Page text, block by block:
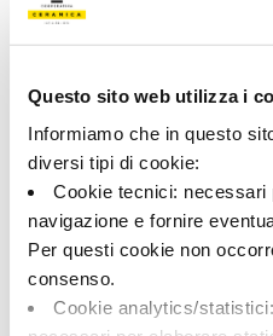
Questo sito web utilizza i
Informiamo che in questo
diversi tipi di cookie:
Cookie tecnici: necessari
navigazione e fornire
Per questi cookie non
consenso.
Cookie analytics/
Typologie:
60.0x60.0
Share: